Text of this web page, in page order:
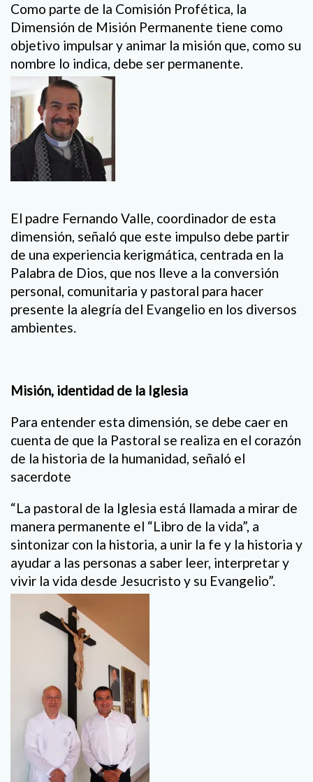
Como parte de la Comisión Profética, la
Dimensión de Misión Permanente tiene como
objetivo impulsar y animar la misión que, como su
nombre lo indica, debe ser permanente.
El padre Fernando Valle, coordinador de esta
dimensión, señaló que este impulso debe partir
de una experiencia kerigmática, centrada en la
Palabra de Dios, que nos lleve a la conversión
personal, comunitaria y pastoral para hacer
presente la alegría del Evangelio en los diversos
ambientes.
Misión, identidad de la Iglesia
Para entender esta dimensión, se debe caer en
cuenta de que la Pastoral se realiza en el corazón
de la historia de la humanidad, señaló el
sacerdote
“La pastoral de la Iglesia está llamada a mirar de
manera permanente el “Libro de la vida”, a
sintonizar con la historia, a unir la fe y la historia y
ayudar a las personas a saber leer, interpretar y
vivir la vida desde Jesucristo y su Evangelio”.